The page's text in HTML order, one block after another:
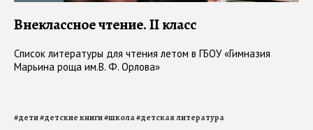
Внеклассное чтение. II класс
Список литературы для чтения летом в ГБОУ «Гимназия
Марьина роща им.В. Ф. Орлова»
#дети#детские книги#школа#детская литература